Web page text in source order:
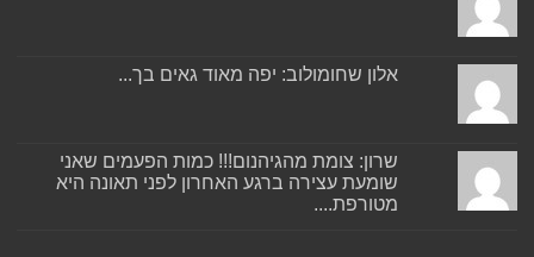
אלון שחומולוב: יפה מאוד גאים בך...
שרון: צומת מהגיהנום!!! כמות הפעמים שאני
שומעת עצירה ברגע האחרון לפני תאונה היא
מטורפת....